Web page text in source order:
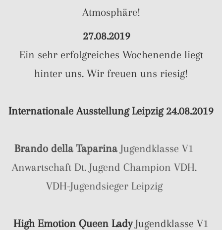
Atmosphäre!
27.08.2019
Ein sehr erfolgreiches Wochenende liegt
hinter uns. Wir freuen uns riesig!
Internationale Ausstellung Leipzig 24.08.2019
Brando della TaparinaJugendklasse V1
Anwartschaft Dt. Jugend Champion VDH.
VDH-Jugendsieger Leipzig
High Emotion Queen LadyJugendklasse V1